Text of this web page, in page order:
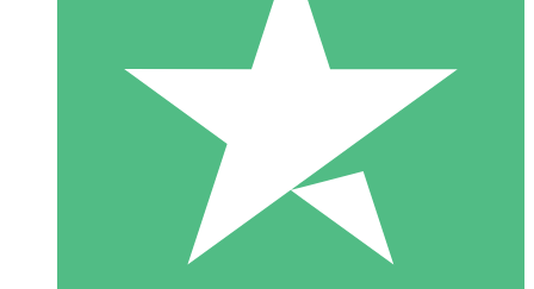
Individuelle Credit-Pakete
Zahlen Sie nach Bedarf mit Download-Credits. Keine
monatliche Verpflichtung erforderlich.
10 00